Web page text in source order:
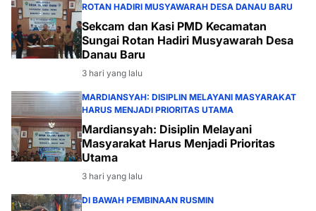
ROTAN HADIRI MUSYAWARAH DESA DANAU BARU
Sekcam dan Kasi PMD Kecamatan
Sungai Rotan Hadiri Musyawarah Desa
Danau Baru
3 hari yang lalu
MARDIANSYAH: DISIPLIN MELAYANI MASYARAKAT
HARUS MENJADI PRIORITAS UTAMA
Mardiansyah: Disiplin Melayani
Masyarakat Harus Menjadi Prioritas
Utama
3 hari yang lalu
DI BAWAH PEMBINAAN RUSMIN